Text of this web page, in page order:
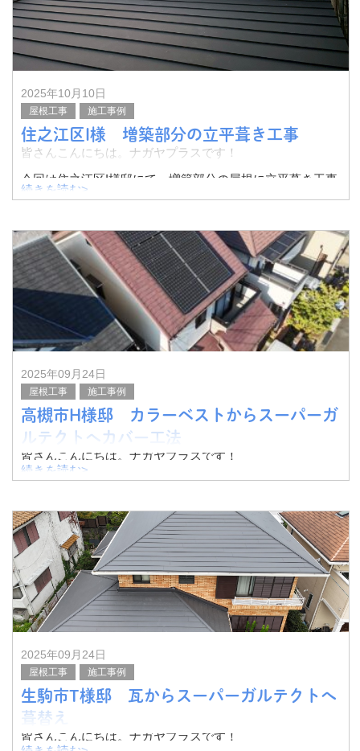
2025年10月10日
屋根工事 施工事例
住之江区I様 増築部分の立平葺き工事
皆さんこんにちは。ナガヤプラスです！
今回は住之江区I様邸にて、増築部分の屋根に立平葺き工事
を実施いたしました。
ルーフィングシートを敷きました。
続きを読む>
2025年09月24日
屋根工事 施工事例
高槻市H様邸 カラーベストからスーパーガ
ルテクトへカバー工法
皆さんこんにちは。ナガヤプラスです！
今回は高槻市H様邸にて、カラーベストからスーパーガル
その様子をご紹介したいと思います。
太陽光パネルの
続きを読む>
2025年09月24日
屋根工事 施工事例
生駒市T様邸 瓦からスーパーガルテクトへ
葺替え
皆さんこんにちは。ナガヤプラスです！